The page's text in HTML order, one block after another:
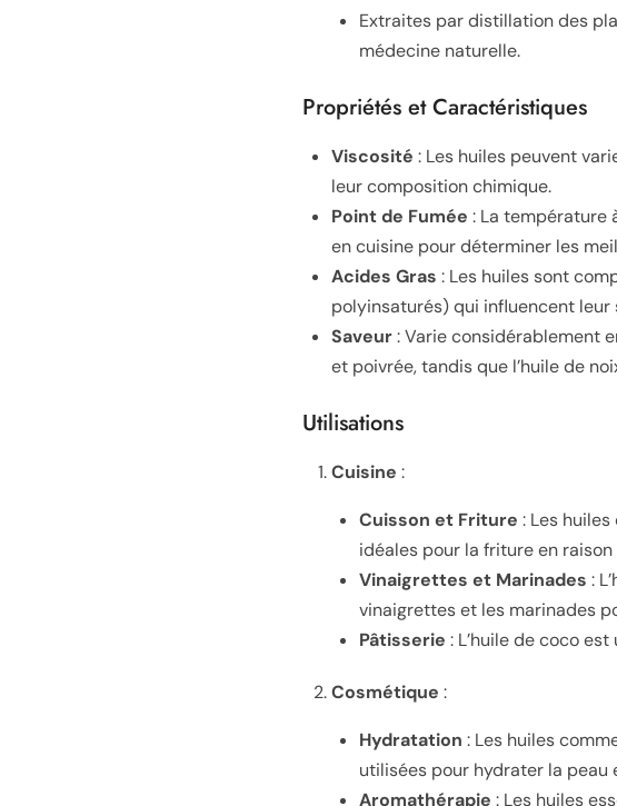
Extraites par distillation des
médecine naturelle.
Propriétés et Caractéristiques
Viscosité : Les huiles peuvent
leur composition chimique.
Point de Fumée : La température
en cuisine pour déterminer les
Acides Gras : Les huiles sont
polyinsaturés) qui influencent
Saveur: Varie considérablement
et poivrée, tandis que l’huile de
Utilisations
Cuisine :
Cuisson et Friture : Les huiles
idéales pour la friture en
Vinaigrettes et Marinades :
vinaigrettes et les marinades
Pâtisserie : L’huile de coco
Cosmétique :
Hydratation : Les huiles
utilisées pour hydrater la peau
Aromathérapie : Les huiles